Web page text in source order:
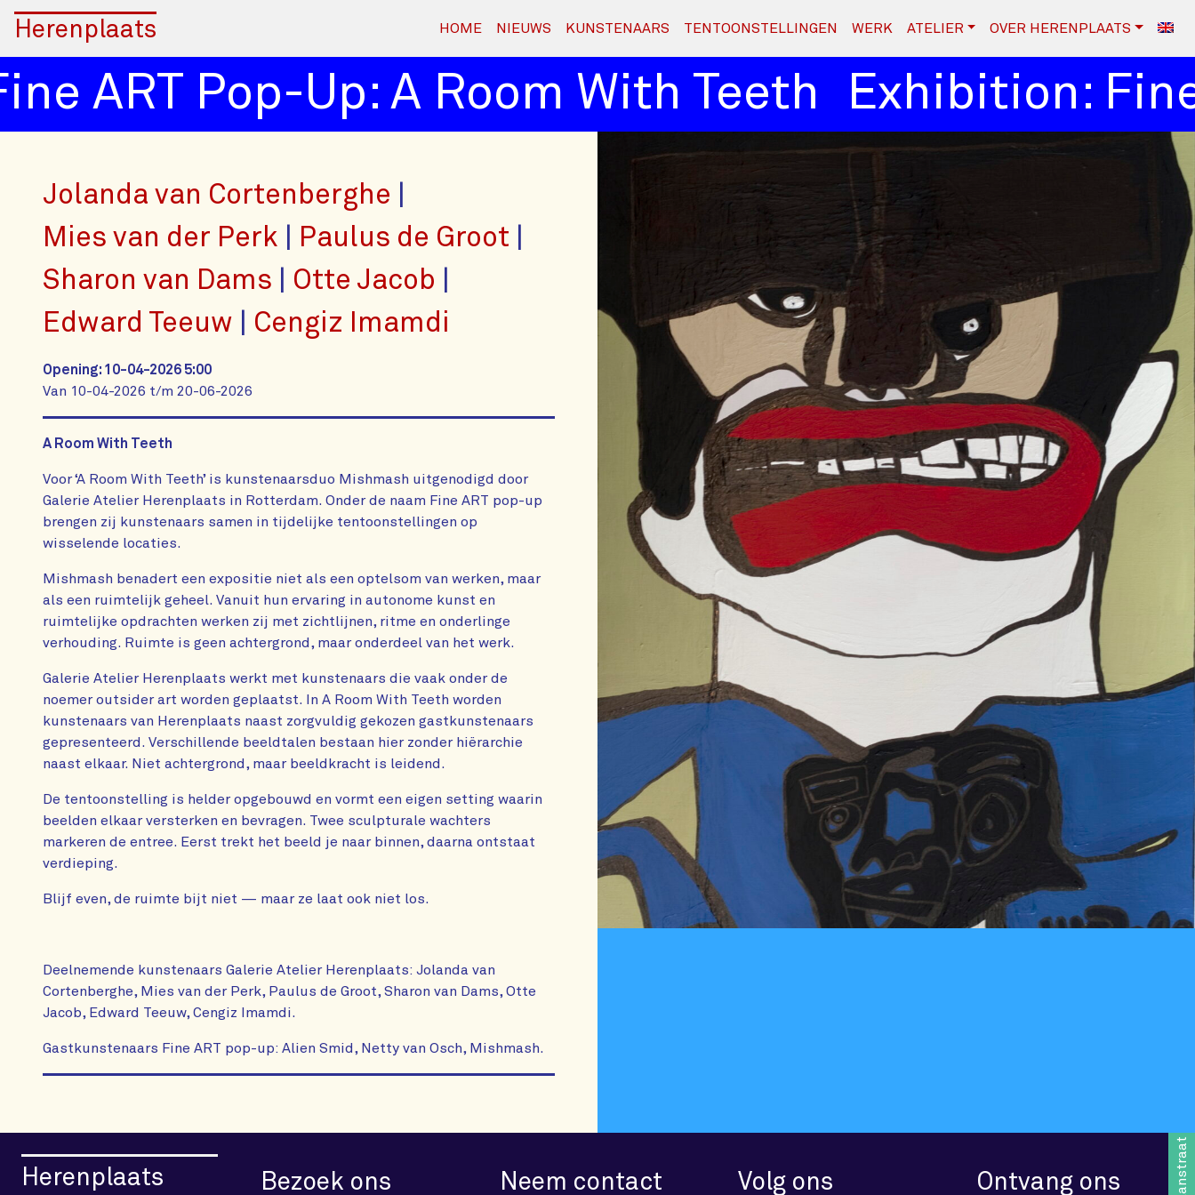
Herenplaats HOME NIEUWS KUNSTENAARS TENTOONSTELLINGEN WERK ATELIER OVER HERENPLAATS
Pop-Up: A Room With Teeth Exhibition: Fine
Jolanda van Cortenberghe
Mies van der Perk
Paulus de Groot
Sharon van Dams
Otte Jacob
Edward Teeuw
Cengiz Imamdi
Opening: 10-04-2026 5:00
Van 10-04-2026 t/m 20-06-2026
A Room With Teeth
Voor ‘A Room With Teeth’ is kunstenaarsduo Mishmash uitgenodigd door
Galerie Atelier Herenplaats in Rotterdam. Onder de naam Fine ART pop-up
brengen zij kunstenaars samen in tijdelijke tentoonstellingen op
wisselende locaties.
Mishmash benadert een expositie niet als een optelsom van werken, maar
als een ruimtelijk geheel. Vanuit hun ervaring in autonome kunst en
ruimtelijke opdrachten werken zij met zichtlijnen, ritme en onderlinge
verhouding. Ruimte is geen achtergrond, maar onderdeel van het werk.
Galerie Atelier Herenplaats werkt met kunstenaars die vaak onder de
noemer outsider art worden geplaatst. In A Room With Teeth worden
kunstenaars van Herenplaats naast zorgvuldig gekozen gastkunstenaars
gepresenteerd. Verschillende beeldtalen bestaan hier zonder hiërarchie
naast elkaar. Niet achtergrond, maar beeldkracht is leidend.
De tentoonstelling is helder opgebouwd en vormt een eigen setting waarin
beelden elkaar versterken en bevragen. Twee sculpturale wachters
markeren de entree. Eerst trekt het beeld je naar binnen, daarna ontstaat
verdieping.
Blijf even, de ruimte bijt niet — maar ze laat ook niet los.
Deelnemende kunstenaars Galerie Atelier Herenplaats: Jolanda van
Cortenberghe, Mies van der Perk, Paulus de Groot, Sharon van Dams, Otte
Jacob, Edward Teeuw, Cengiz Imamdi.
Gastkunstenaars Fine ART pop-up: Alien Smid, Netty van Osch, Mishmash.
Herenplaats Bezoek ons Neem contact Volg ons Ontvang ons